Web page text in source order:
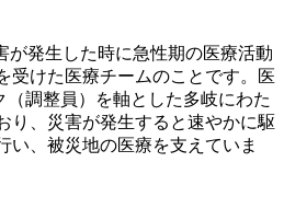
発生した時に急性期の医療活動
受けた医療チームのことです。医
（調整員）を軸とした多岐にわた
り、災害が発生すると速やかに駆
い、被災地の医療を支えていま